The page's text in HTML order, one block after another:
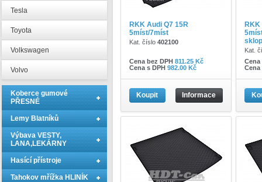
RKK Audi Q7 15R
5míst/7míst
Kat. číslo 402100
Cena bez DPH 811.25 Kč
Cena s DPH 982.00 Kč
Koupit Informace
RKK
Kat.
Tesla
Toyota
Volkswagen
Volvo
Koberce gumové
PŘESNÉ
Lemy Blatníků
Výbava VESTY,
LANA,LEKÁRNY
Hasící přístroje
Tahokov mřížka HLINÍK